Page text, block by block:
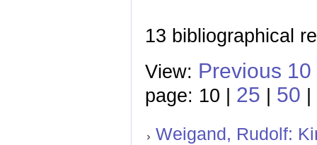
13 bibliographical
View: Previous 10
page: 10 | 25 | 50 |
Weigand, Rudolf: